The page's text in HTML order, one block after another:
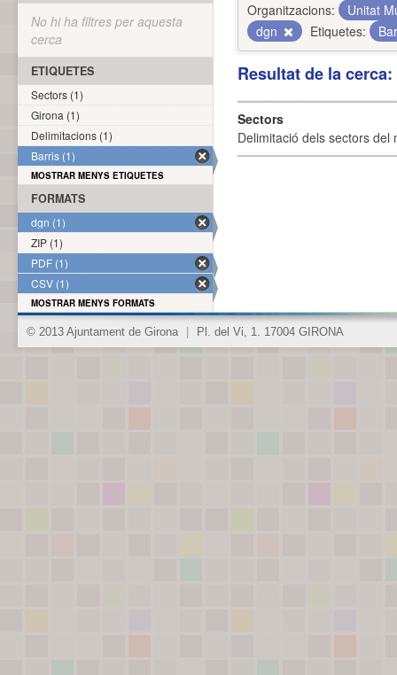
Organitzacions:
Unitat
dgn
Etiquetes:
Resultat de la
Sectors
Delimitació dels sectors del
No hi ha filtres per aquesta
cerca
ETIQUETES
Sectors (1)
Girona (1)
Delimitacions (1)
Barris (1)
MOSTRAR MENYS ETIQUETES
FORMATS
dgn (1)
ZIP (1)
PDF (1)
CSV (1)
MOSTRAR MENYS FORMATS
© 2013 Ajuntament de Girona Pl. del Vi, 1. 17004 GIRONA